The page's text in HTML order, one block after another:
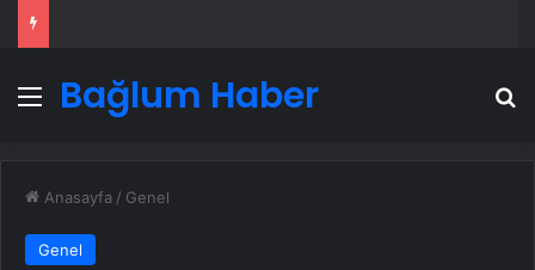
Menü
Bağlum Haber
Anasayfa / Genel
Genel